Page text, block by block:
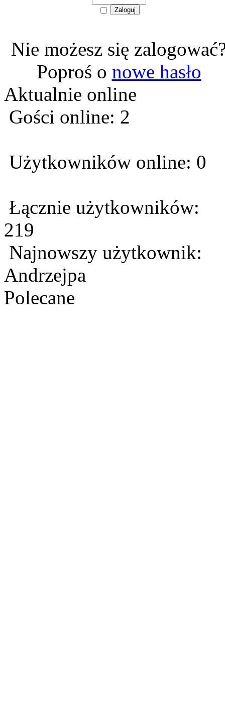
Nie możesz się
Poproś o nowe hasło
Aktualnie online
Gości online: 2
Użytkowników online: 0
Łącznie użytkowników:
219
Najnowszy użytkownik:
Andrzejpa
Polecane